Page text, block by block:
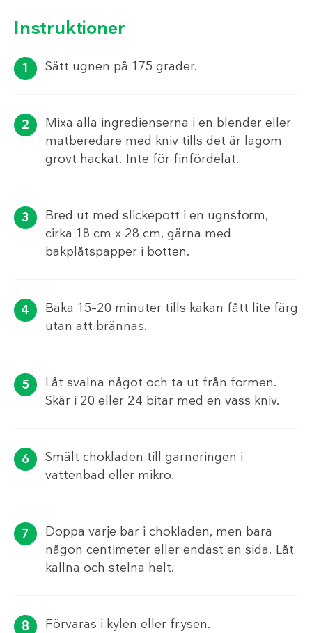
Instruktioner
Sätt ugnen på 175 grader.
Mixa alla ingredienserna i en blender eller
matberedare med kniv tills det är lagom
grovt hackat. Inte för finfördelat.
Bred ut med slickepott i en ugnsform,
cirka 18 cm x 28 cm, gärna med
bakplåtspapper i botten.
Baka 15–20 minuter tills kakan fått lite färg
utan att brännas.
Låt svalna något och ta ut från formen.
Skär i 20 eller 24 bitar med en vass kniv.
Smält chokladen till garneringen i
vattenbad eller mikro.
Doppa varje bar i chokladen, men bara
någon centimeter eller endast en sida. Låt
kallna och stelna helt.
Förvaras i kylen eller frysen.